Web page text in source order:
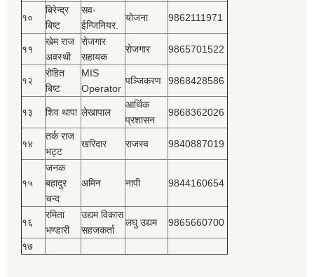
१०
बिरेन्द्र
बिष्‍ट
सव-
ईन्जिनियर.
योजना 9862111971
११
खेम राज
अवस्थी
रोजगार
सहायक
रोजगार 9865701522
१२
रोहित
बिष्‍ट
MIS
Operator
पञ्‍जिकरण 9868428586
१३ शिव थापा लेखापाल
आर्थिक
प्रशासन
9868362026
१४
तर्क राज
भट्ट
खरिदार राजस्‍व 9840887019
१५
जनक
बहादुर
चन्द
अमिन नापी 9844160654
१६
रमिता
भण्डारी
उद्यम विकास
सहजकर्ता
लघु उद्यम 9865660700
१७